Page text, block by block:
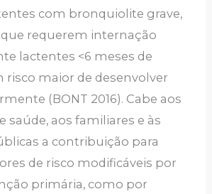
com bronquiolite grave,
requerem internação
lactentes <6 meses de
risco maior de desenvolver
(BONT 2016). Cabe aos
saúde, aos familiares e às
a contribuição para
de risco modificáveis por
primária, como por